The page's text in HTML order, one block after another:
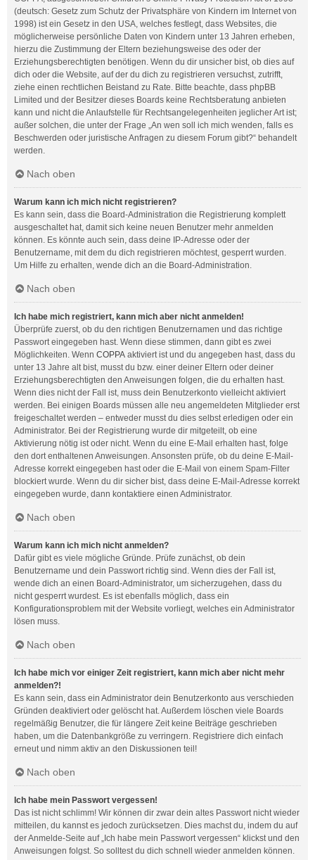
(deutsch: Gesetz zum Schutz der Privatsphäre von Kindern im Internet von
1998) ist ein Gesetz in den USA, welches festlegt, dass Websites, die
möglicherweise persönliche Daten von Kindern unter 13 Jahren erheben,
hierzu die Zustimmung der Eltern beziehungsweise des oder der
Erziehungsberechtigten benötigen. Wenn du dir unsicher bist, ob dies auf
dich oder die Website, auf der du dich zu registrieren versuchst, zutrifft,
ziehe einen rechtlichen Beistand zu Rate. Bitte beachte, dass phpBB
Limited und der Besitzer dieses Boards keine Rechtsberatung anbieten
kann und nicht die Anlaufstelle für Rechtsangelegenheiten jeglicher Art ist;
außer solchen, die unter der Frage „An wen soll ich mich wenden, falls es
Beschwerden oder juristische Anfragen zu diesem Forum gibt?“ behandelt
werden.
Nach oben
Warum kann ich mich nicht registrieren?
Es kann sein, dass die Board-Administration die Registrierung komplett
ausgeschaltet hat, damit sich keine neuen Benutzer mehr anmelden
können. Es könnte auch sein, dass deine IP-Adresse oder der
Benutzername, mit dem du dich registrieren möchtest, gesperrt wurden.
Um Hilfe zu erhalten, wende dich an die Board-Administration.
Nach oben
Ich habe mich registriert, kann mich aber nicht anmelden!
Überprüfe zuerst, ob du den richtigen Benutzernamen und das richtige
Passwort eingegeben hast. Wenn diese stimmen, dann gibt es zwei
Möglichkeiten. Wenn COPPA aktiviert ist und du angegeben hast, dass du
unter 13 Jahre alt bist, musst du bzw. einer deiner Eltern oder deiner
Erziehungsberechtigten den Anweisungen folgen, die du erhalten hast.
Wenn dies nicht der Fall ist, muss dein Benutzerkonto vielleicht aktiviert
werden. Bei einigen Boards müssen alle neu angemeldeten Mitglieder erst
freigeschaltet werden – entweder musst du dies selbst erledigen oder ein
Administrator. Bei der Registrierung wurde dir mitgeteilt, ob eine
Aktivierung nötig ist oder nicht. Wenn du eine E-Mail erhalten hast, folge
den dort enthaltenen Anweisungen. Ansonsten prüfe, ob du deine E-Mail-
Adresse korrekt eingegeben hast oder die E-Mail von einem Spam-Filter
blockiert wurde. Wenn du dir sicher bist, dass deine E-Mail-Adresse korrekt
eingegeben wurde, dann kontaktiere einen Administrator.
Nach oben
Warum kann ich mich nicht anmelden?
Dafür gibt es viele mögliche Gründe. Prüfe zunächst, ob dein
Benutzername und dein Passwort richtig sind. Wenn dies der Fall ist,
wende dich an einen Board-Administrator, um sicherzugehen, dass du
nicht gesperrt wurdest. Es ist ebenfalls möglich, dass ein
Konfigurationsproblem mit der Website vorliegt, welches ein Administrator
lösen muss.
Nach oben
Ich habe mich vor einiger Zeit registriert, kann mich aber nicht mehr
anmelden?!
Es kann sein, dass ein Administrator dein Benutzerkonto aus verschieden
Gründen deaktiviert oder gelöscht hat. Außerdem löschen viele Boards
regelmäßig Benutzer, die für längere Zeit keine Beiträge geschrieben
haben, um die Datenbankgröße zu verringern. Registriere dich einfach
erneut und nimm aktiv an den Diskussionen teil!
Nach oben
Ich habe mein Passwort vergessen!
Das ist nicht schlimm! Wir können dir zwar dein altes Passwort nicht wieder
mitteilen, du kannst es jedoch zurücksetzen. Dies machst du, indem du auf
der Anmelde-Seite auf „Ich habe mein Passwort vergessen“ klickst und den
Anweisungen folgst. So solltest du dich schnell wieder anmelden können.